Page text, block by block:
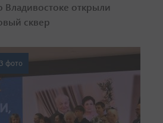
Владивостоке открыли
сквер
фото